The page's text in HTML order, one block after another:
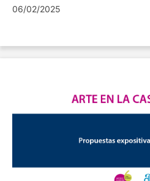
06/02/2025